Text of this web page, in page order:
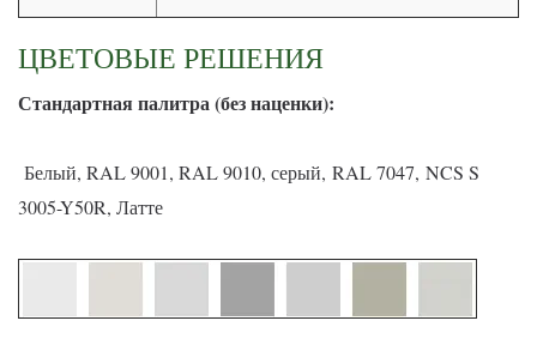
ЦВЕТОВЫЕ РЕШЕНИЯ
Стандартная палитра (без наценки):
Белый, RAL 9001, RAL 9010, серый, RAL 7047, NCS S
3005-Y50R, Латте